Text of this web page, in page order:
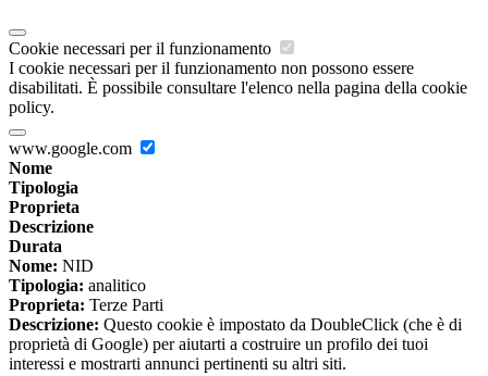
Cookie necessari per il funzionamento
I cookie necessari per il funzionamento non possono essere
disabilitati. È possibile consultare l'elenco nella pagina della cookie
policy.
www.google.com
Nome
Tipologia
Proprieta
Descrizione
Durata
Nome: NID
Tipologia: analitico
Proprieta: Terze Parti
Descrizione: Questo cookie è impostato da DoubleClick (che è di
proprietà di Google) per aiutarti a costruire un profilo dei tuoi
interessi e mostrarti annunci pertinenti su altri siti.